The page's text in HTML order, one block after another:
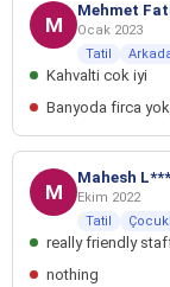
M
Mehmet
Ocak 2023
Tatil
Kahvalti cok iyi
Banyoda firca
M
Mahesh L***
Ekim 2022
Tatil
really friendly
nothing